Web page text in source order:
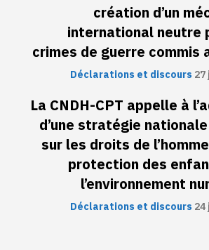
création d’un
international neutre
crimes de guerre commis
Déclarations et discours 27
La CNDH-CPT appelle à
d’une stratégie
sur les droits de
protection des
l’environnement
Déclarations et discours 24